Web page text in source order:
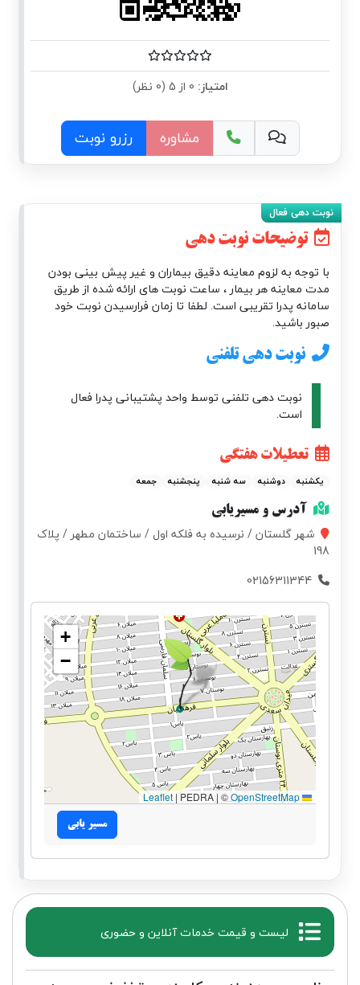
امتیاز:
مشاوره رزرو نوبت
توضیحات نوبت دهی
با توجه به لزوم معاینه دقیق بیماران و غیر پیش بینی بودن
مدت معاینه هر بیمار ، ساعت نوبت های ارائه شده از طریق
سامانه پدرا تقریبی است. لطفا تا زمان فرارسیدن نوبت خود
صبور باشید.
نوبت دهی تلفنی
نوبت دهی تلفنی توسط واحد پشتیبانی پدرا فعال
است.
تعطیلات هفتگی
یکشنبه دوشنبه سه شنبه پنجشنبه جمعه
آدرس و مسیریابی
شهر گلستان / نرسیده به فلکه اول / ساختمان مطهر / پلاک
198
+
−
|PEDRA | ©OpenStreetMap
مسیر یابی
لیست و قیمت خدمات آنلاین و حضوری